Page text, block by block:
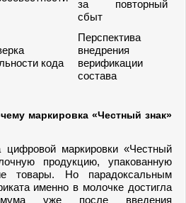
за повторный
сбыт
кода
Перспектива
внедрения
верификации
состава
маркировка «Честный знак»
цифровой маркировки «Честный
продукцию, упакованную
товары. Но парадоксальным
именно в молочке достигла
уже после введения